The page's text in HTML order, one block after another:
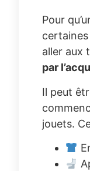
Pour
aller aux
par
Il peut
jouets.